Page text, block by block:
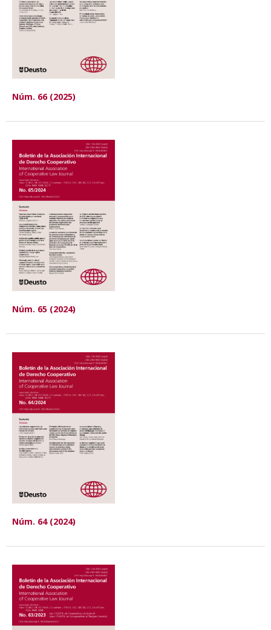
Núm. 66 (2025)
Núm. 65 (2024)
Núm. 64 (2024)